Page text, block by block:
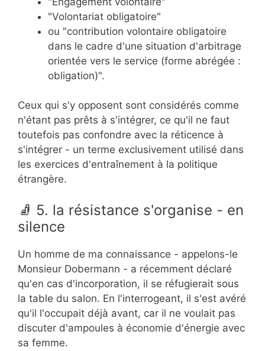
"Volontariat obligatoire"
ou "contribution volontaire obligatoire
dans le cadre d'une situation d'arbitrage
orientée vers le service (forme abrégée :
obligation)".
Ceux qui s'y opposent sont considérés comme
n'étant pas prêts à s'intégrer, ce qu'il ne faut
toutefois pas confondre avec la réticence à
s'intégrer - un terme exclusivement utilisé dans
les exercices d'entraînement à la politique
étrangère.
🧦 5. la résistance s'organise - en
silence
Un homme de ma connaissance - appelons-le
Monsieur Dobermann - a récemment déclaré
qu'en cas d'incorporation, il se réfugierait sous
la table du salon. En l'interrogeant, il s'est avéré
qu'il l'occupait déjà avant, car il ne voulait pas
discuter d'ampoules à économie d'énergie avec
sa femme.